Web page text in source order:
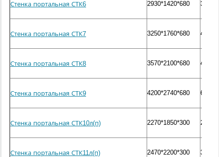
Стенка портальная СТК6 2930*1420*680 3000
Стенка портальная СТК7 3250*1760*680 4000
Стенка портальная СТК8 3570*2100*680 4900
Стенка портальная СТК9 4200*2740*680 6800
Стенка портальная СТК10л(п) 2270*1850*300 2500
Стенка портальная СТК11л(п) 2470*2200*300 3100